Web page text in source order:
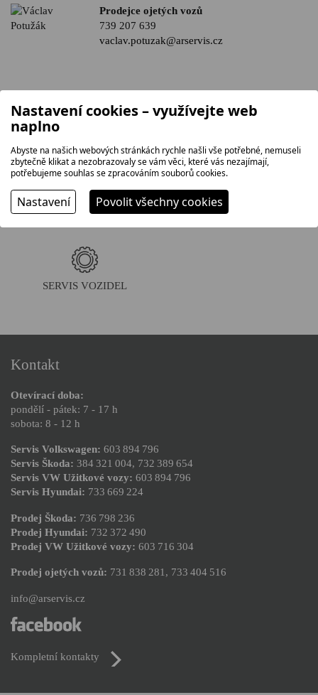
Prodejce ojetých vozů
739 207 639
vaclav.potuzak@arservis.cz
PŘEDVÁDĚCÍ JÍZDA SKLADOVÉ VOZY
SERVIS VOZIDEL
Kontakt
Otevírací doba:
pondělí - pátek: 7 - 17 h
sobota: 8 - 12 h
Servis Volkswagen: 603 894 796
Servis Škoda: 384 321 004, 732 389 654
Servis VW Užitkové vozy: 603 894 796
Servis Hyundai: 733 669 224
Prodej Škoda: 736 798 236
Prodej Hyundai: 732 372 490
Prodej VW Užitkové vozy: 603 716 304
Prodej ojetých vozů: 731 838 281 , 733 404 516
info@arservis.cz
Kompletní kontakty
Nastavení cookies – využívejte web
naplno
Abyste na našich webových stránkách rychle našli vše potřebné, nemuseli
zbytečně klikat a nezobrazovaly se vám věci, které vás nezajímají,
potřebujeme souhlas se zpracováním souborů cookies.
Nastavení Povolit všechny cookies